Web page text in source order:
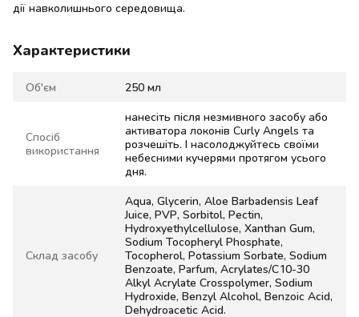
дії навколишнього середовища.
Характеристики
Об'єм 250 мл
Спосіб
використання
нанесіть після незмивного засобу або
активатора локонів Curly Angels та
розчешіть. І насолоджуйтесь своїми
небесними кучерями протягом усього
дня.
Склад засобу
Aqua, Glycerin, Aloe Barbadensis Leaf
Juice, PVP, Sorbitol, Pectin,
Hydroxyethylcellulose, Xanthan Gum,
Sodium Tocopheryl Phosphate,
Tocopherol, Potassium Sorbate, Sodium
Benzoate, Parfum, Acrylates/C10-30
Alkyl Acrylate Crosspolymer, Sodium
Hydroxide, Benzyl Alcohol, Benzoic Acid,
Dehydroacetic Acid.